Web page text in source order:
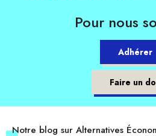
Pour nous
Adhérer
Faire un
Notre blog sur Alternatives